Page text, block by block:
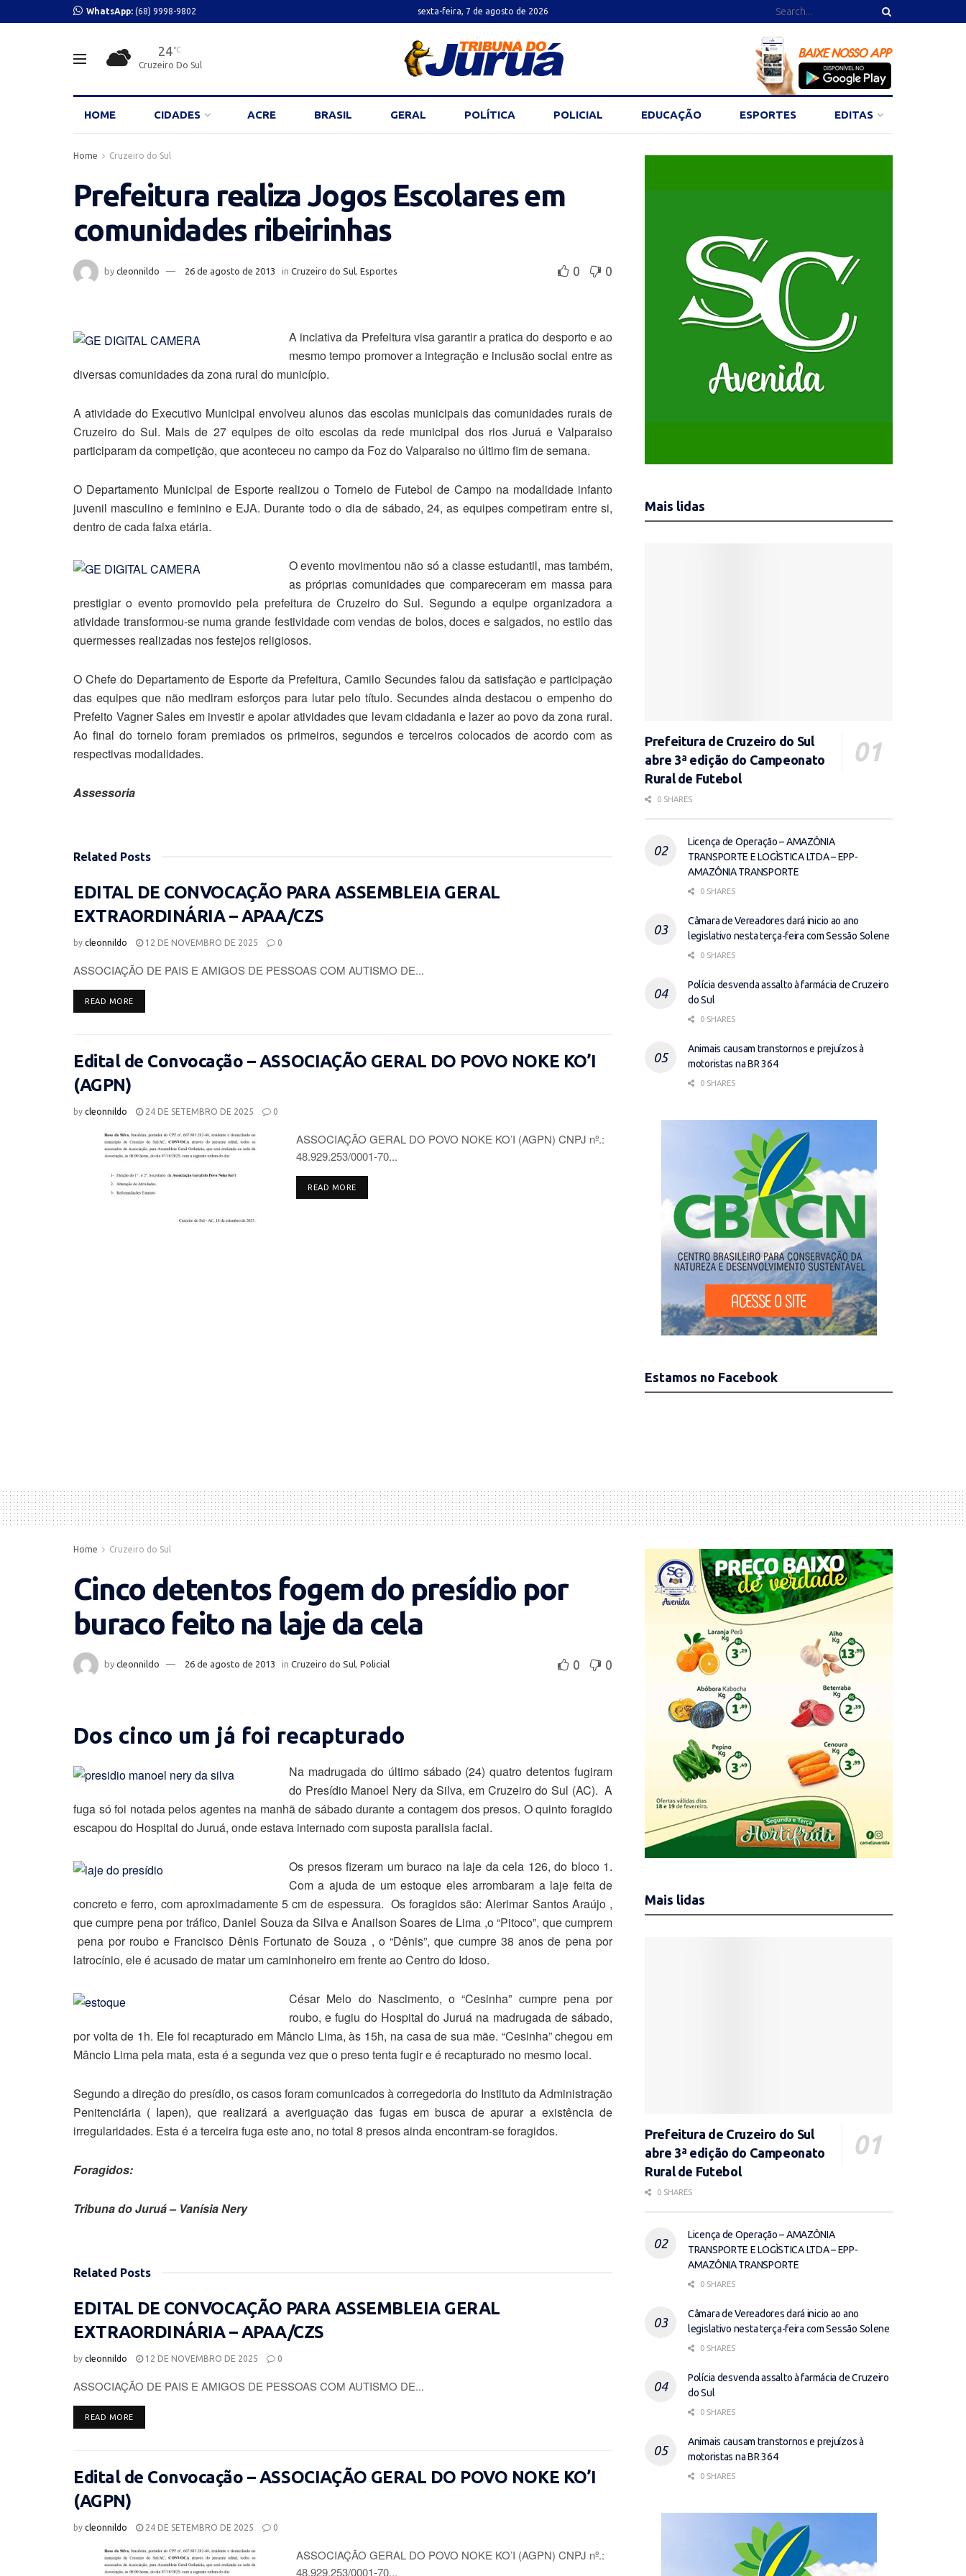
WhatsApp: (68) 9998-9802 sexta-feira, 7 de agosto de 2026
24 °C
Cruzeiro Do Sul
HOME CIDADES ACRE BRASIL GERAL POLÍTICA POLICIAL EDUCAÇÃO ESPORTES EDITAS
Home Cruzeiro do Sul
Prefeitura realiza Jogos Escolares em
comunidades ribeirinhas
by cleonnildo 26 de agosto de 2013 in Cruzeiro do Sul Esportes 0 0
A inciativa da Prefeitura visa garantir a pratica do desporto e ao
mesmo tempo promover a integração e inclusão social entre as
diversas comunidades da zona rural do município.
A atividade do Executivo Municipal envolveu alunos das escolas municipais das comunidades rurais de
Cruzeiro do Sul. Mais de 27 equipes de oito escolas da rede municipal dos rios Juruá e Valparaiso
participaram da competição, que aconteceu no campo da Foz do Valparaiso no último fim de semana.
O Departamento Municipal de Esporte realizou o Torneio de Futebol de Campo na modalidade infanto
juvenil masculino e feminino e EJA. Durante todo o dia de sábado, 24, as equipes competiram entre si,
dentro de cada faixa etária.
O evento movimentou não só a classe estudantil, mas também,
as próprias comunidades que compareceram em massa para
prestigiar o evento promovido pela prefeitura de Cruzeiro do Sul. Segundo a equipe organizadora a
atividade transformou-se numa grande festividade com vendas de bolos, doces e salgados, no estilo das
quermesses realizadas nos festejos religiosos.
O Chefe do Departamento de Esporte da Prefeitura, Camilo Secundes falou da satisfação e participação
das equipes que não mediram esforços para lutar pelo título. Secundes ainda destacou o empenho do
Prefeito Vagner Sales em investir e apoiar atividades que levam cidadania e lazer ao povo da zona rural.
Ao final do torneio foram premiados os primeiros, segundos e terceiros colocados de acordo com as
respectivas modalidades.
Assessoria
Related Posts
EDITAL DE CONVOCAÇÃO PARA ASSEMBLEIA GERAL
EXTRAORDINÁRIA – APAA/CZS
by cleonnildo 12 DE NOVEMBRO DE 2025 0
ASSOCIAÇÃO DE PAIS E AMIGOS DE PESSOAS COM AUTISMO DE...
READ MOREDETAILS
Edital de Convocação – ASSOCIAÇÃO GERAL DO POVO NOKE KO’I
(AGPN)
by cleonnildo 24 DE SETEMBRO DE 2025 0
ASSOCIAÇÃO GERAL DO POVO NOKE KO’I (AGPN) CNPJ nº.:
48.929.253/0001-70...
READ MOREDETAILS
Mais lidas
Prefeitura de Cruzeiro do Sul
abre 3ª edição do Campeonato
Rural de Futebol
0 SHARES
Licença de Operação – AMAZÔNIA
TRANSPORTE E LOGÌSTICA LTDA – EPP-
AMAZÔNIA TRANSPORTE
0 SHARES
Câmara de Vereadores dará inicio ao ano
legislativo nesta terça-feira com Sessão Solene
0 SHARES
Polícia desvenda assalto à farmácia de Cruzeiro
do Sul
0 SHARES
Animais causam transtornos e prejuízos à
motoristas na BR 364
0 SHARES
Estamos no Facebook
Home Cruzeiro do Sul
Cinco detentos fogem do presídio por
buraco feito na laje da cela
by cleonnildo 26 de agosto de 2013 in Cruzeiro do Sul, Policial 0 0
Dos cinco um já foi recapturado
Na madrugada do último sábado (24) quatro detentos fugiram
do Presídio Manoel Nery da Silva, em Cruzeiro do Sul (AC). A
fuga só foi notada pelos agentes na manhã de sábado durante a contagem dos presos. O quinto foragido
escapou do Hospital do Juruá, onde estava internado com suposta paralisia facial.
Os presos fizeram um buraco na laje da cela 126, do bloco 1.
Com a ajuda de um estoque eles arrombaram a laje feita de
concreto e ferro, com aproximadamente 5 cm de espessura. Os foragidos são: Alerimar Santos Araújo ,
que cumpre pena por tráfico, Daniel Souza da Silva e Anailson Soares de Lima ,o “Pitoco”, que cumprem
pena por roubo e Francisco Dênis Fortunato de Souza , o “Dênis”, que cumpre 38 anos de pena por
latrocínio, ele é acusado de matar um caminhoneiro em frente ao Centro do Idoso.
César Melo do Nascimento, o “Cesinha” cumpre pena por
roubo, e fugiu do Hospital do Juruá na madrugada de sábado,
por volta de 1h. Ele foi recapturado em Mâncio Lima, às 15h, na casa de sua mãe. “Cesinha” chegou em
Mâncio Lima pela mata, esta é a segunda vez que o preso tenta fugir e é recapturado no mesmo local.
Segundo a direção do presídio, os casos foram comunicados à corregedoria do Instituto da Administração
Penitenciária ( Iapen), que realizará a averiguação das fugas em busca de apurar a existência de
irregularidades. Esta é a terceira fuga este ano, no total 8 presos ainda encontram-se foragidos.
Foragidos:
Tribuna do Juruá – Vanísia Nery
Related Posts
EDITAL DE CONVOCAÇÃO PARA ASSEMBLEIA GERAL
EXTRAORDINÁRIA – APAA/CZS
by cleonnildo 12 DE NOVEMBRO DE 2025 0
ASSOCIAÇÃO DE PAIS E AMIGOS DE PESSOAS COM AUTISMO DE...
READ MOREDETAILS
Edital de Convocação – ASSOCIAÇÃO GERAL DO POVO NOKE KO’I
(AGPN)
by cleonnildo 24 DE SETEMBRO DE 2025 0
ASSOCIAÇÃO GERAL DO POVO NOKE KO’I (AGPN) CNPJ nº.:
48.929.253/0001-70...
Mais lidas
Prefeitura de Cruzeiro do Sul
abre 3ª edição do Campeonato
Rural de Futebol
0 SHARES
Licença de Operação – AMAZÔNIA
TRANSPORTE E LOGÌSTICA LTDA – EPP-
AMAZÔNIA TRANSPORTE
0 SHARES
Câmara de Vereadores dará inicio ao ano
legislativo nesta terça-feira com Sessão Solene
0 SHARES
Polícia desvenda assalto à farmácia de Cruzeiro
do Sul
0 SHARES
Animais causam transtornos e prejuízos à
motoristas na BR 364
0 SHARES